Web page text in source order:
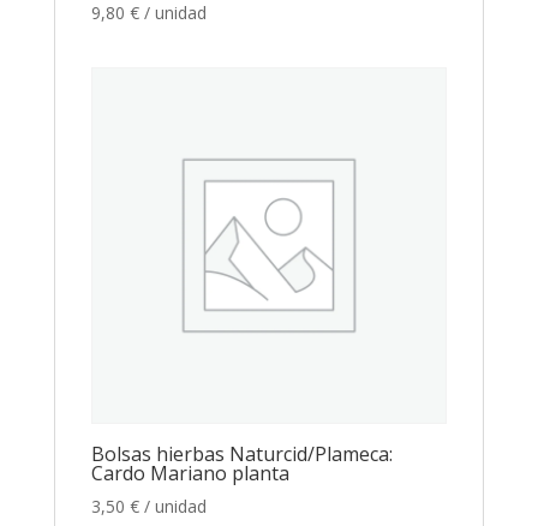
9,80 € / unidad
Bolsas hierbas Naturcid/Plameca:
Cardo Mariano planta
3,50 € / unidad